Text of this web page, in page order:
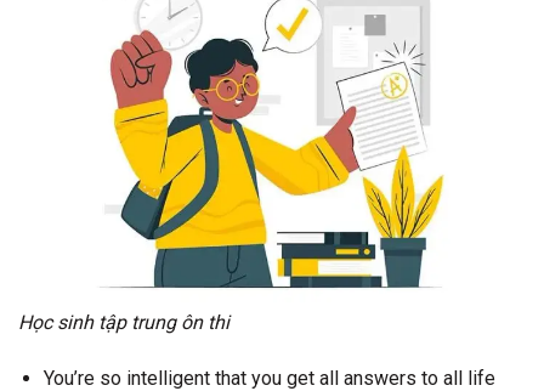
Học sinh tập trung ôn thi
You’re so intelligent that you get all answers to all life